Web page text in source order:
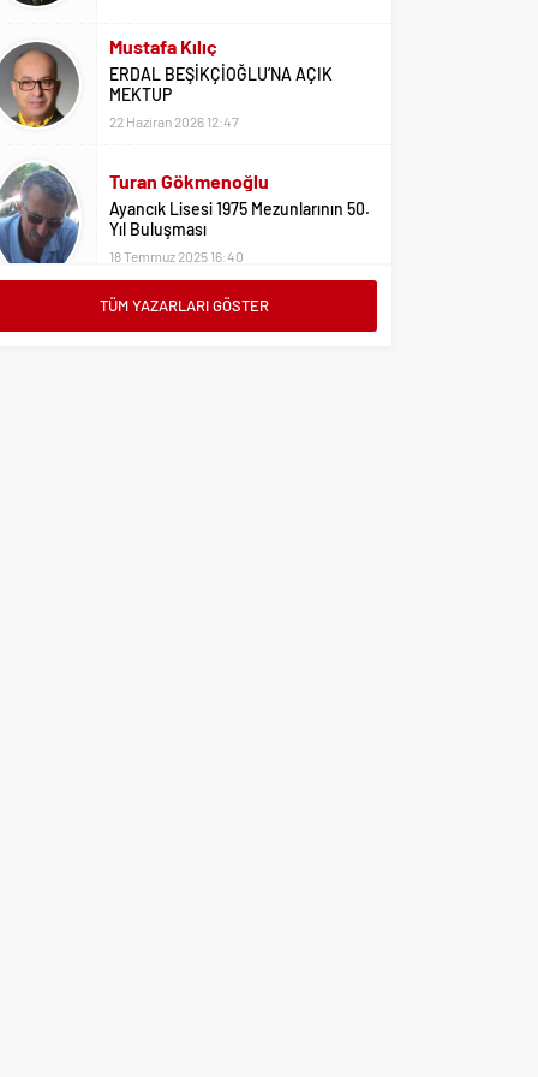
Mustafa Kılıç
ERDAL BEŞİKÇİOĞLU’NA AÇIK
MEKTUP
22 Haziran 2026 12:47
Turan Gökmenoğlu
Ayancık Lisesi 1975 Mezunlarının 50.
Yıl Buluşması
18 Temmuz 2025 16:40
Adil Yıldız
TÜM YAZARLARI GÖSTER